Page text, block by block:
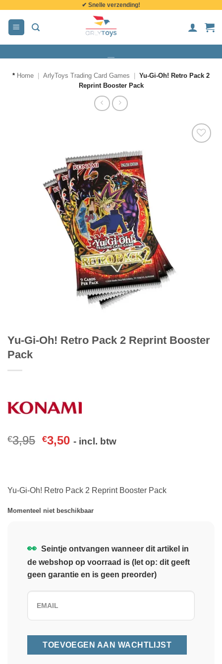
inhoud
✔ Snelle verzending!
* Home ArlyToys Trading Card Games
Yu-Gi-Oh! Retro Pack 2
Reprint Booster Pack
Yu-Gi-Oh! Retro Pack 2 Reprint Booster
Pack
€3,95 €3,50 - incl. btw
Yu-Gi-Oh! Retro Pack 2 Reprint Booster Pack
Momenteel niet beschikbaar
👀 Seintje ontvangen wanneer dit artikel in
de webshop op voorraad is (let op: dit geeft
geen garantie en is geen preorder)